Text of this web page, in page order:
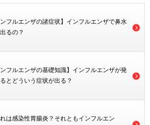
ンフルエンザの諸症状】インフルエンザで鼻水
るの？
ンフルエンザの基礎知識】インフルエンザが発
とどういう症状が出る？
れは感染性胃腸炎？それともインフルエン